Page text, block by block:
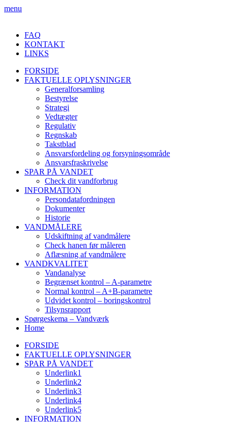
menu
FAQ
KONTAKT
LINKS
FORSIDE
FAKTUELLE OPLYSNINGER
Generalforsamling
Bestyrelse
Strategi
Vedtægter
Regulativ
Regnskab
Takstblad
Ansvarsfordeling og forsyningsområde
Ansvarsfraskrivelse
SPAR PÅ VANDET
Check dit vandforbrug
INFORMATION
Persondatafordningen
Dokumenter
Historie
VANDMÅLERE
Udskiftning af vandmålere
Check hanen før måleren
Aflæsning af vandmålere
VANDKVALITET
Vandanalyse
Begrænset kontrol – A-parametre
Normal kontrol – A+B-parametre
Udvidet kontrol – boringskontrol
Tilsynsrapport
Spørgeskema – Vandværk
Home
FORSIDE
FAKTUELLE OPLYSNINGER
SPAR PÅ VANDET
Underlink1
Underlink2
Underlink3
Underlink4
Underlink5
INFORMATION